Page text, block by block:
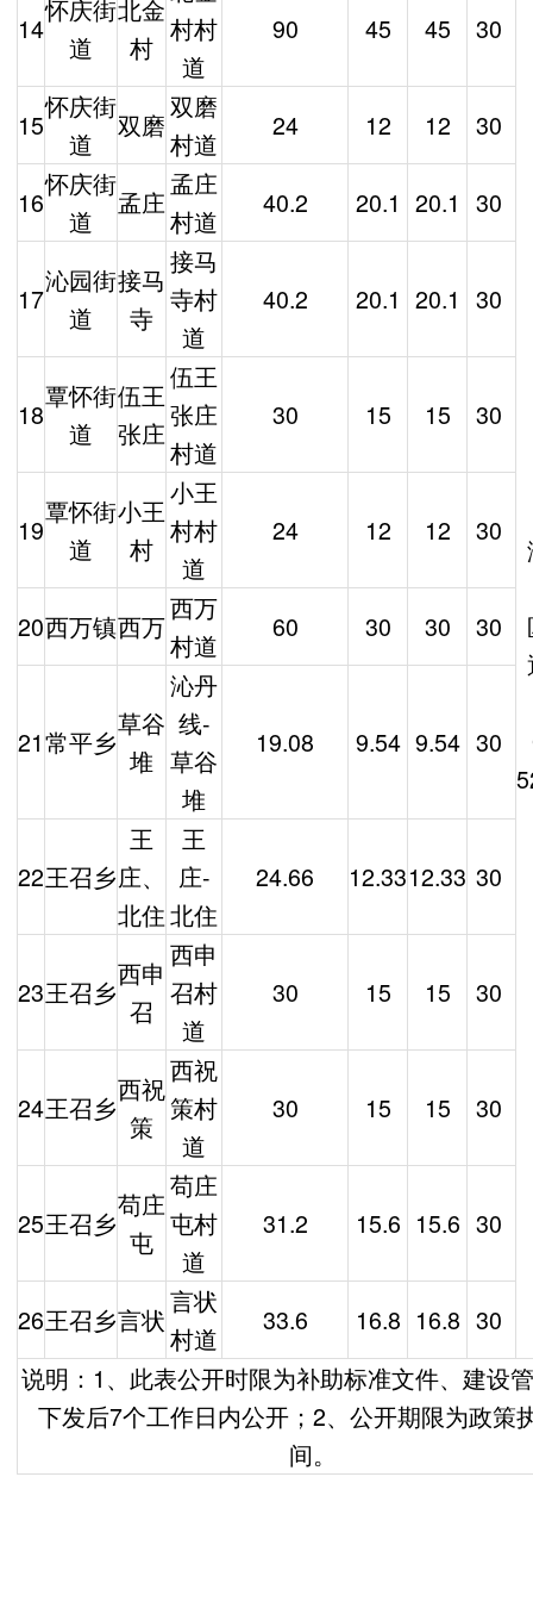
14
怀庆街
道
北金
村
村村
道
90 45 45 30
15
怀庆街
道
双磨
双磨
村道
24 12 12 30
16
怀庆街
道
孟庄
孟庄
村道
40.2 20.1 20.1 30
17
沁园街
道
接马
寺
接马
寺村
道
40.2 20.1 20.1 30
18
覃怀街
道
伍王
张庄
伍王
张庄
村道
30 15 15 30
19
覃怀街
道
小王
村
小王
村村
道
24 12 12 30
20西万镇西万
西万
村道
60 30 30 30
21常平乡
草谷
堆
沁丹
线-
草谷
堆
19.08 9.54 9.54 30
22王召乡
王
庄、
北住
王
庄-
北住
24.66 12.3312.33 30
23王召乡
西申
召
西申
召村
道
30 15 15 30
24王召乡
西祝
策
西祝
策村
道
30 15 15 30
25王召乡
苟庄
屯
苟庄
屯村
道
31.2 15.6 15.6 30
26王召乡言状
言状
村道
33.6 16.8 16.8 30
说明：1、此表公开时限为补助标准文件、建设
下发后7个工作日内公开；2、公开期限为政策
间。